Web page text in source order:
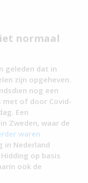
normaal
geleden dat in
zijn opgeheven.
nog een
met of door Covid-
Een
Zweden, waar de
waren
in Nederland
op basis
ook de